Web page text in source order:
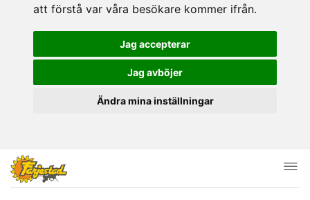
att förstå var våra besökare kommer ifrån.
Jag accepterar
Jag avböjer
Ändra mina inställningar